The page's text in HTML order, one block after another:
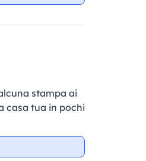
stampa ai
casa tua in pochi